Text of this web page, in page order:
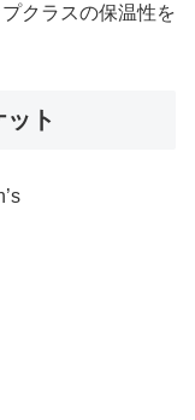
クラスの保温性を
ト